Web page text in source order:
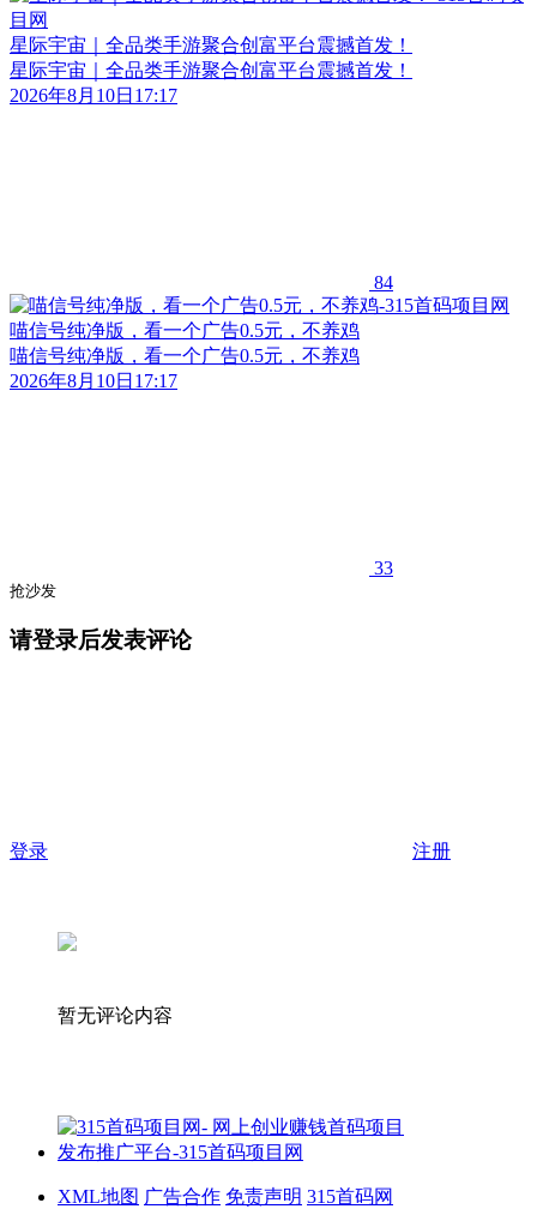
星际宇宙｜全品类手游聚合创富平台震撼首发！
星际宇宙｜全品类手游聚合创富平台震撼首发！
2026年8月10日17:17
84
喵信号纯净版，看一个广告0.5元，不养鸡
喵信号纯净版，看一个广告0.5元，不养鸡
2026年8月10日17:17
33
抢沙发
请登录后发表评论
登录 注册
暂无评论内容
XML地图 广告合作 免责声明 315首码网